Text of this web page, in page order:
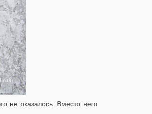
не оказалось. Вместо него